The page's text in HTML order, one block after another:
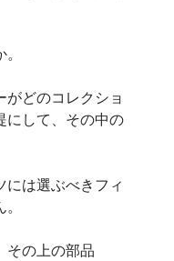
どのコレクショ
にして、その中の
は選ぶべきフィ
その上の部品